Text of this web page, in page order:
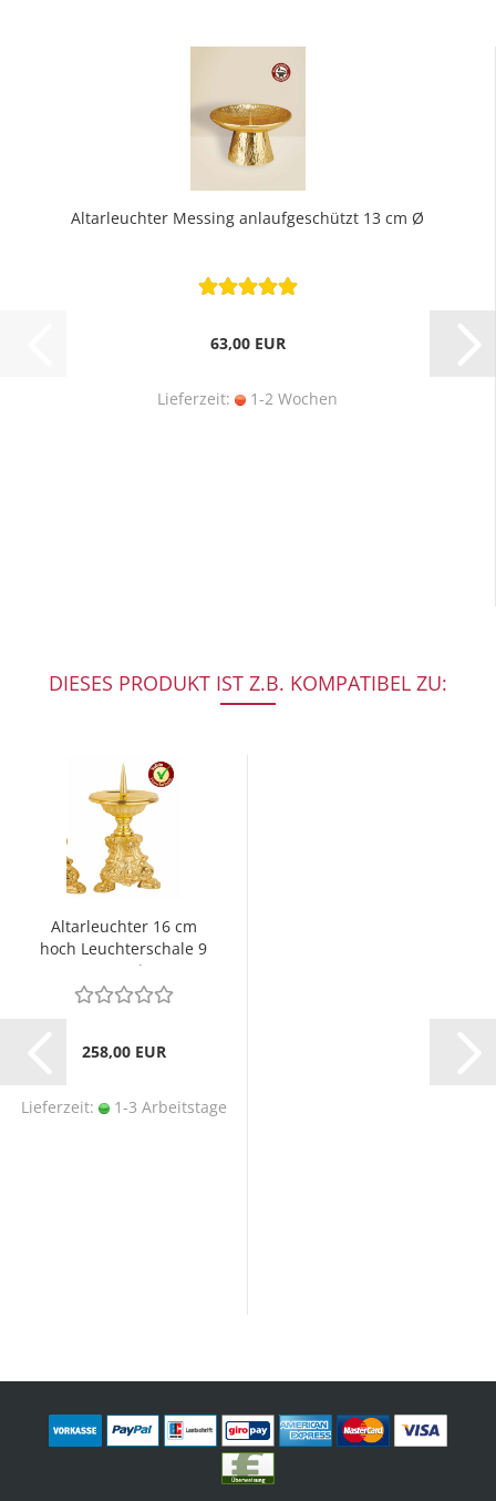
Altarleuchter Messing anlaufgeschützt 13 cm Ø
63,00 EUR
Lieferzeit: 1-2 Wochen
DIESES PRODUKT IST Z.B. KOMPATIBEL ZU:
Altarleuchter 16 cm
hoch Leuchterschale 9
cm Ø
258,00 EUR
Lieferzeit: 1-3 Arbeitstage